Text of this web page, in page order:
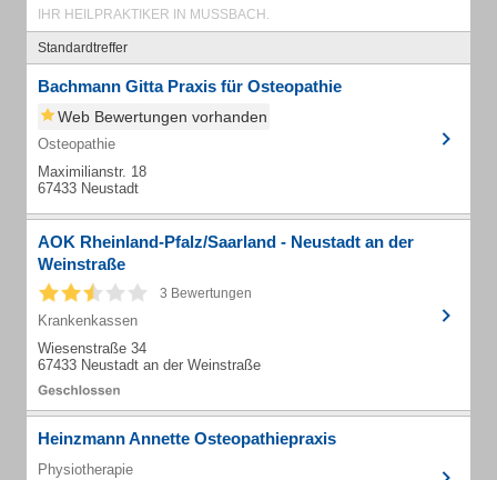
IHR HEILPRAKTIKER IN MUSSBACH.
Standardtreffer
Bachmann Gitta Praxis für Osteopathie
Web Bewertungen vorhanden
Osteopathie
Maximilianstr. 18
67433 Neustadt
AOK Rheinland-Pfalz/Saarland - Neustadt an der
Weinstraße
3 Bewertungen
Krankenkassen
Wiesenstraße 34
67433 Neustadt an der Weinstraße
Heinzmann Annette Osteopathiepraxis
Physiotherapie